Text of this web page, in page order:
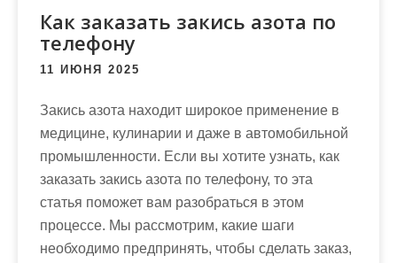
Как заказать закись азота по
телефону
11 ИЮНЯ 2025
Закись азота находит широкое применение в
медицине, кулинарии и даже в автомобильной
промышленности. Если вы хотите узнать, как
заказать закись азота по телефону, то эта
статья поможет вам разобраться в этом
процессе. Мы рассмотрим, какие шаги
необходимо предпринять, чтобы сделать заказ,